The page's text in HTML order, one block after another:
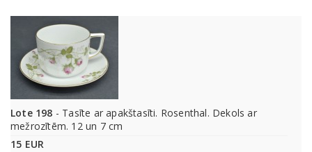
Lote 198 - Tasīte ar apakštasīti. Rosenthal. Dekols ar
mežrozītēm. 12 un 7 cm
15 EUR